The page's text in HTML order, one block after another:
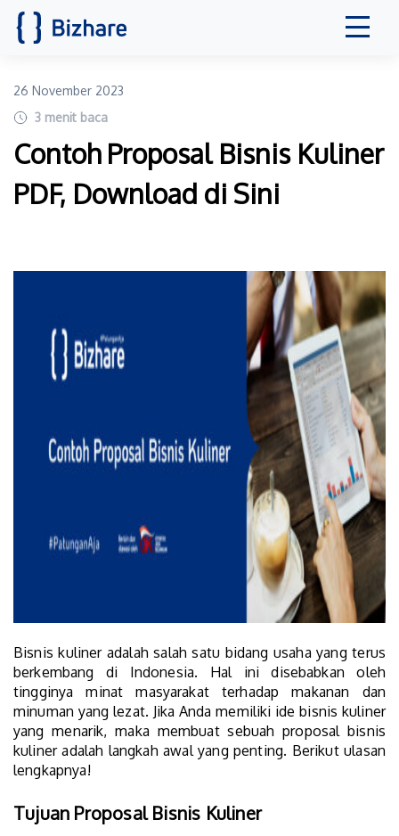
26 November 2023
3 menit baca
Contoh Proposal Bisnis Kuliner
PDF, Download di Sini
Bisnis kuliner adalah salah satu bidang usaha yang terus
berkembang di Indonesia. Hal ini disebabkan oleh
tingginya minat masyarakat terhadap makanan dan
minuman yang lezat. Jika Anda memiliki ide bisnis kuliner
yang menarik, maka membuat sebuah proposal bisnis
kuliner adalah langkah awal yang penting. Berikut ulasan
lengkapnya!
Tujuan Proposal Bisnis Kuliner